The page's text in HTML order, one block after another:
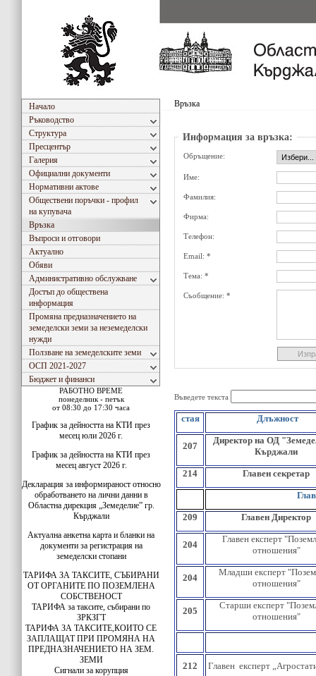
Начало
Ръководство
Структура
Пресцентър
Галерия
Официални документи
Нормативни актове
Обществени поръчки - профил
на купувача
Връзка
Въпроси и отговори
Актуално
Обяви
Административно обслужване
Достъп до обществена
информация
Промяна предназначението на
земеделски земи за неземеделски
нужди
Ползване на земеделските земи
ОСП 2021-2027
Бюджет и финанси
РАБОТНО ВРЕМЕ
понеделник - петък
от 08:30 до 17:30 часа
График за дейността на КТИ през
месец юли 2026 г.
График за дейността на КТИ през
месец август 2026 г.
Декларация за информираност относно
обработването на лични данни в
Областна дирекция „Земеделие” гр.
Кърджали
Актуална анкетна карта и бланки на
документи за регистрация на
земеделски стопани
ТАРИФА ЗА ТАКСИТЕ, СЪБИРАНИ
ОТ ОРГАНИТЕ ПО ПОЗЕМЛЕНА
СОБСТВЕНОСТ
ТАРИФА за таксите, събирани по
ЗРКЗГТ
ТАРИФА ЗА ТАКСИТЕ,КОИТО СЕ
ЗАПЛАЩАТ ПРИ ПРОМЯНА НА
ПРЕДНАЗНАЧЕНИЕТО НА ЗЕМ.
ЗЕМИ
Сигнали за корупция
Връзка
Информация за връзка:
Обръщение:
Име:
Фамилия:
Фирма:
Телефон:
Email: *
Тема: *
Съобщение: *
Въведете текста
стая Длъжност
207
Директор на ОД
Кърджали
214 Главен секретар
209 Главен Директор
204
Главен експерт
отношения"
204
Младши експерт
отношения"
205
Старши експерт
отношения"
212 Главен експерт